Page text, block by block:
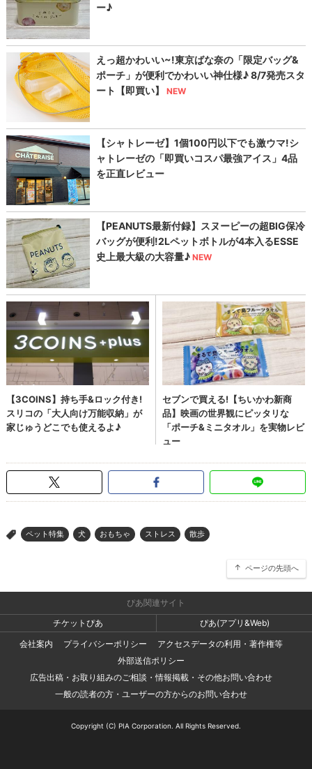
> ペット特集 犬 おもちゃ ストレス 散歩
ページの先頭へ
ぴあ関連サイト
チケットぴあ
ぴあ(アプリ&Web)
会社案内
プライバシーポリシー
アクセスデータの利用・著作権等
外部送信ポリシー
広告出稿・お取り組みのご相談・情報掲載・その他お問い合わせ
一般の読者の方・ユーザーの方からのお問い合わせ
Copyright (C) PIA Corporation. All Rights Reserved.